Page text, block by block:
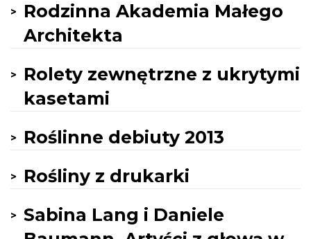
Rodzinna Akademia Małego
Architekta
Rolety zewnętrzne z ukrytymi
kasetami
Roślinne debiuty 2013
Rośliny z drukarki
Sabina Lang i Daniele